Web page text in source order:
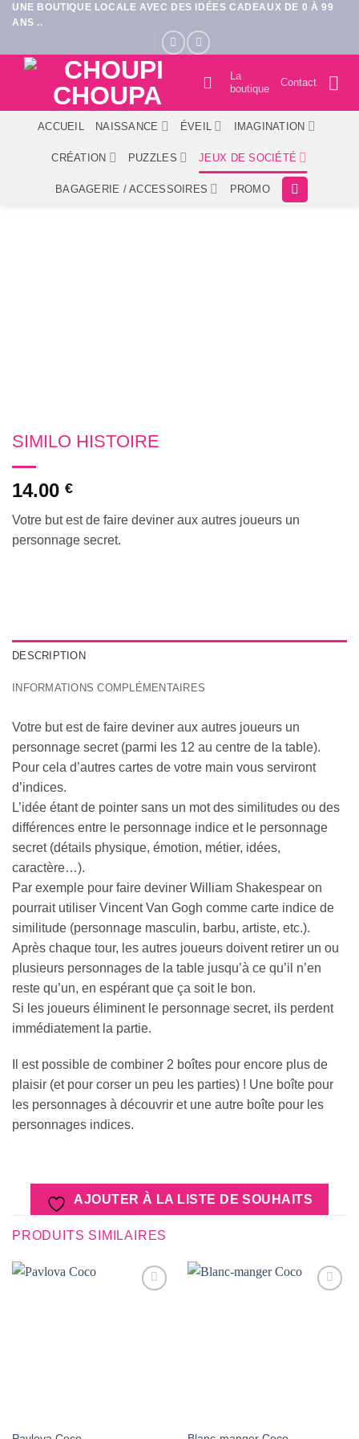
Passer
au
UNE BOUTIQUE LOCALE AVEC DES IDÉES CADEAUX DE 0 À 99
ANS ..
La
boutique
Contact
ACCUEIL NAISSANCE ÉVEIL IMAGINATION
CRÉATION PUZZLES JEUX DE SOCIÉTÉ
BAGAGERIE / ACCESSOIRES PROMO
SIMILO HISTOIRE
14.00 €
Votre but est de faire deviner aux autres joueurs un
personnage secret.
DESCRIPTION
INFORMATIONS COMPLÉMENTAIRES
Votre but est de faire deviner aux autres joueurs un
personnage secret (parmi les 12 au centre de la table).
Pour cela d’autres cartes de votre main vous serviront
d’indices.
L’idée étant de pointer sans un mot des similitudes ou des
différences entre le personnage indice et le personnage
secret (détails physique, émotion, métier, idées,
caractère…).
Par exemple pour faire deviner William Shakespear on
pourrait utiliser Vincent Van Gogh comme carte indice de
similitude (personnage masculin, barbu, artiste, etc.).
Après chaque tour, les autres joueurs doivent retirer un ou
plusieurs personnages de la table jusqu’à ce qu’il n’en
reste qu’un, en espérant que ça soit le bon.
Si les joueurs éliminent le personnage secret, ils perdent
immédiatement la partie.
Il est possible de combiner 2 boîtes pour encore plus de
plaisir (et pour corser un peu les parties) ! Une boîte pour
les personnages à découvrir et une autre boîte pour les
personnages indices.
AJOUTER À LA LISTE DE SOUHAITS
PRODUITS SIMILAIRES